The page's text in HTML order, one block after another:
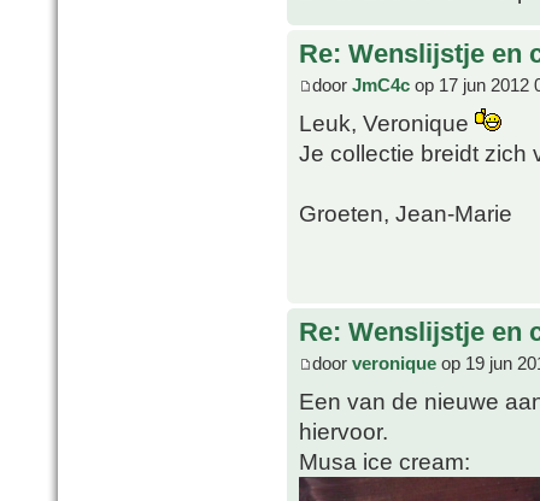
Re: Wenslijstje en
door JmC4c op 17 jun 2012
Leuk, Veronique
Je collectie breidt zich
Groeten, Jean-Marie
Re: Wenslijstje en
door veronique op 19 jun
Een van de nieuwe
hiervoor.
Musa ice cream: